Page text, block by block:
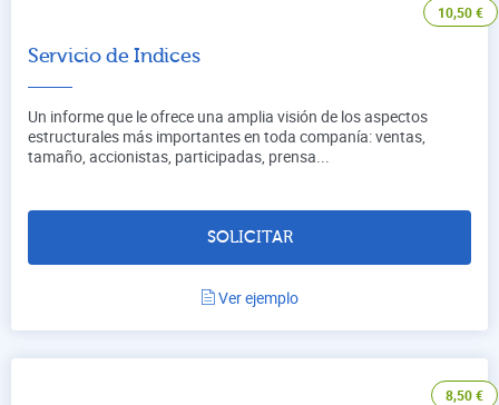
10,50€
Servicio de Indices
Un informe que le ofrece una amplia visión de los aspectos
estructurales más importantes en toda companía: ventas,
tamaño, accionistas, participadas, prensa...
SOLICITAR
Ver ejemplo
8,50€